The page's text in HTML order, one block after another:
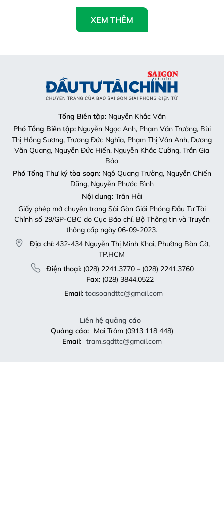
Tổng Biên tập
: Nguyễn Khắc Văn
Nguyễn Ngọc Anh, Phạm Văn Trường, Bùi
Thị Hồng Sương, Trương Đức Nghĩa, Phạm Thị Vân Anh, Dương
Văn Quang, Nguyễn Đức Hiển, Nguyễn Khắc Cường, Trần Gia
Bảo
Phó Tổng Thư ký tòa soạn:Ngô Quang Trưởng, Nguyễn Chiến
Dũng, Nguyễn Phước Bình
Nội dung:Trần Hải
Giấy phép mở chuyên trang Sài Gòn Giải Phóng Đầu Tư Tài
Chính số 29/GP-CBC do Cục Báo chí, Bộ Thông tin và Truyền
thông cấp ngày 06-09-2023.
Địa chỉ:432-434 Nguyễn Thị Minh Khai, Phường Bàn Cờ,
TP.HCM
Điện thoại:(028) 2241.3770 – (028) 2241.3760
Fax:(028) 3844.0522
Email: toasoandttc@gmail.com
Liên hệ quảng cáo
Quảng cáo: Mai Trâm (0913 118 448)
Email: tram.sgdttc@gmail.com